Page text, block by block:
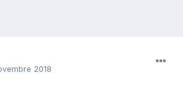
2018